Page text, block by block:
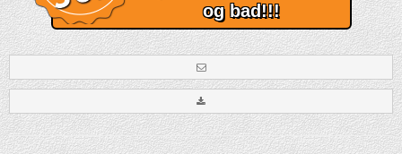
og bad!!!